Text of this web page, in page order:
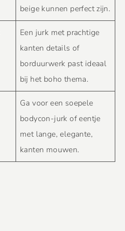
beige kunnen perfect zijn.
Een jurk met prachtige
kanten details of
borduurwerk past ideaal
bij het boho thema.
Ga voor een soepele
bodycon-jurk of eentje
met lange, elegante,
kanten mouwen.